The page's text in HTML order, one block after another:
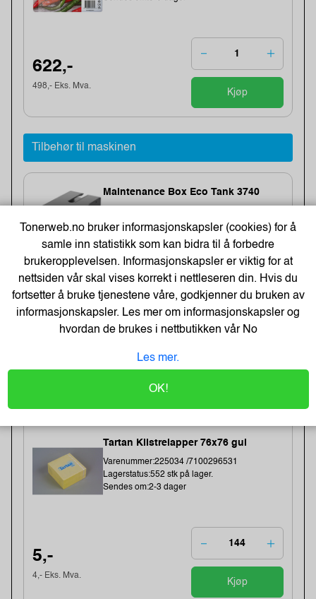
622,-
498,- Eks. Mva.
Kjøp
Tilbehør til maskinen
Maintenance Box Eco Tank 3740
Lagerstatus:33 stk på lager.
Denne enheten inneholder ikke toner.
115,-
92,- Eks. Mva.
Tartan Klistrelapper 76x76 gul
Varenummer:225034 /7100296531
Lagerstatus:552 stk på lager.
Sendes om:2-3 dager
5,-
4,- Eks. Mva.
Kjøp
Tonerweb.no bruker informasjonskapsler (cookies) for å
samle inn statistikk som kan bidra til å forbedre
brukeropplevelsen. Informasjonskapsler er viktig for at
nettsiden vår skal vises korrekt i nettleseren din. Hvis du
fortsetter å bruke tjenestene våre, godkjenner du bruken av
informasjonskapsler. Les mer om informasjonskapsler og
hvordan de brukes i nettbutikken vårNo
Les mer.
OK!